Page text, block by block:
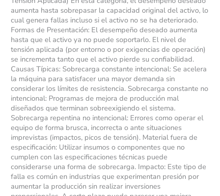
aumenta hasta sobrepasar la capacidad original del activo, lo
cual genera fallas incluso si el activo no se ha deteriorado.
Formas de Presentación: El desempeño deseado aumenta
hasta que el activo ya no puede soportarlo. El nivel de
tensión aplicada (por entorno o por exigencias de operación)
se incrementa tanto que el activo pierde su confiabilidad.
Causas Típicas: Sobrecarga constante intencional: Se acelera
la máquina para satisfacer una mayor demanda sin
considerar los límites de resistencia. Sobrecarga constante no
intencional: Programas de mejora de producción mal
diseñados que terminan sobreexigiendo el sistema.
Sobrecarga repentina no intencional: Errores como operar el
equipo de forma brusca, incorrecta o ante situaciones
imprevistas (impactos, picos de tensión). Material fuera de
especificación: Utilizar insumos o componentes que no
cumplen con las especificaciones técnicas puede
considerarse una forma de sobrecarga. Impacto: Este tipo de
falla es común en industrias que experimentan presión por
aumentar la producción sin realizar inversiones